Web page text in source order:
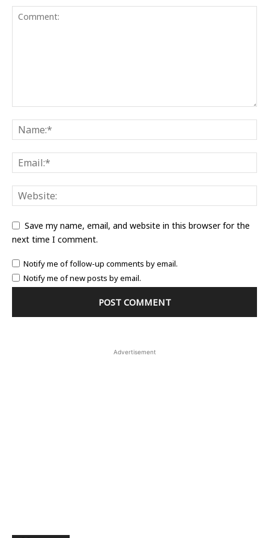
Save my name, email, and website in this browser for the
next time I comment.
Notify me of follow-up comments by email.
Notify me of new posts by email.
Advertisement